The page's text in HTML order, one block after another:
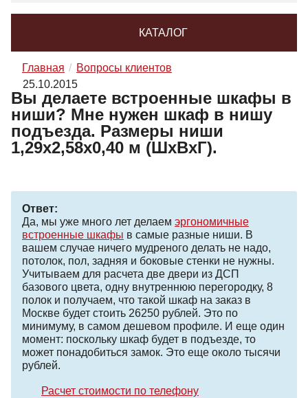
КАТАЛОГ
Главная
Вопросы клиентов
25.10.2015
Вы делаете встроенные шкафы в
ниши? Мне нужен шкаф в нишу
подъезда. Размеры ниши
1,29х2,58х0,40 м (ШхВхГ).
Ответ:
Да, мы уже много лет делаем эргономичные
встроенные шкафы в самые разные ниши. В
вашем случае ничего мудреного делать не надо,
потолок, пол, задняя и боковые стенки не нужны.
Учитываем для расчета две двери из ДСП
базового цвета, одну внутреннюю перегородку, 8
полок и получаем, что такой шкаф на заказ в
Москве будет стоить 26250 рублей. Это по
минимуму, в самом дешевом профиле. И еще один
момент: поскольку шкаф будет в подъезде, то
может понадобиться замок. Это еще около тысячи
рублей.
Расчет стоимости по телефону